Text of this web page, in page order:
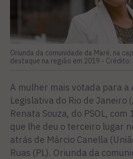
Oriunda da comunidade da Maré, na
destaque na região em 2019 - Crédito:
A mulher mais votada para a
Legislativa do Rio de Janeiro
Renata Souza, do PSOL,
que lhe deu o terceiro lugar
atrás de Márcio Canella
Ruas (PL). Oriunda da